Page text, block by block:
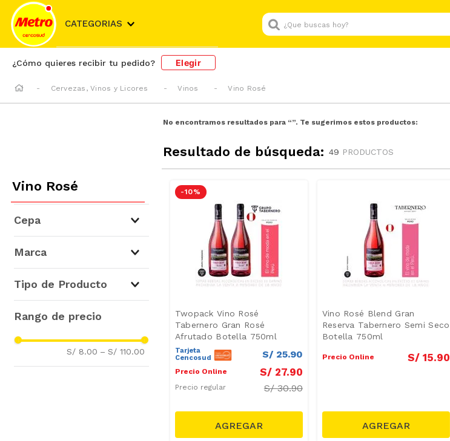
CATEGORIAS
¿Que buscas hoy?
¿Cómo quieres recibir tu pedido? Elegir
Cervezas, Vinos y Licores Vinos Vino Rosé
No encontramos resultados para “”. Te sugerimos estos productos:
Resultado de búsqueda: 49 PRODUCTOS
Vino Rosé
Cepa
Marca
Tabernero (4 )
Santiago Queirolo (4)
(3 )
Finca Las Moras (3)
Tipo de Producto
Vino Rosé
S/ 8.00 – S/ 110.00
-10 %
Twopack Vino Rosé
Tabernero Gran Rosé
Afrutado Botella 750ml
Tarjeta
Cencosud
S/ 25.90
Precio Online S/ 27.90
Precio regular S/30.90
Vino Rosé Blend Gran
Reserva Tabernero Semi Seco
Botella 750ml
Precio Online S/ 15.90